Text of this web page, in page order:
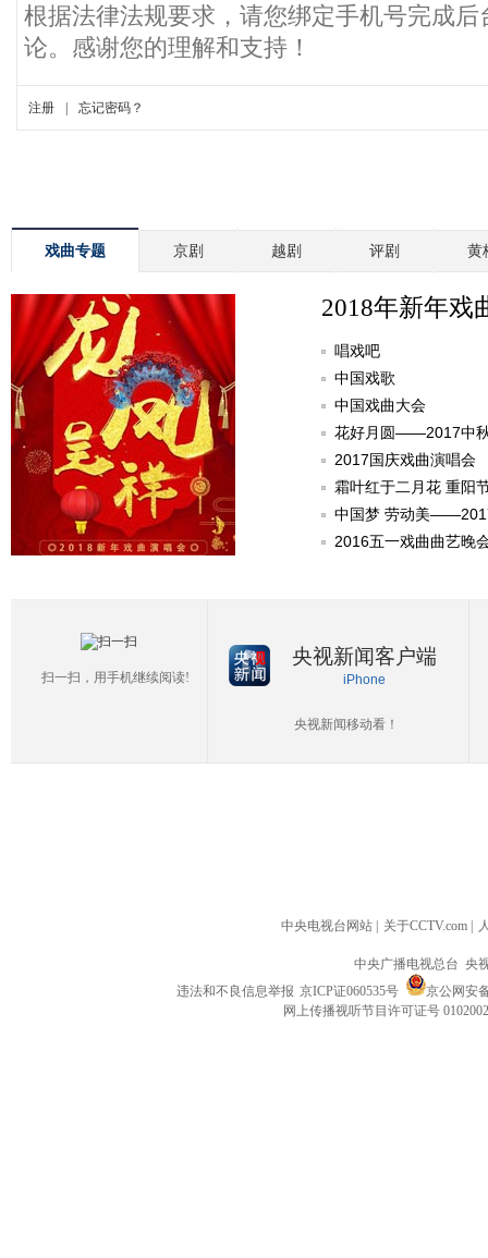
戏曲专题 京剧 越剧 评剧 黄
2018年新年戏
唱戏吧
中国戏歌
中国戏曲大会
花好月圆——2017中
2017国庆戏曲演唱会
霜叶红于二月花 重阳
中国梦 劳动美
2016五一戏曲曲艺晚
扫一扫，用手机继续阅读!
央视新闻客户端
iPhone
央视新闻移动看！
中央电视台网站 关于CCTV.com
中央广播电视总台 央
违法和不良信息举报 京ICP证060535号
京公网安
网上传播视听节目许可证号